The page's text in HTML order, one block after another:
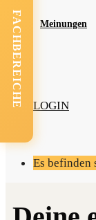
Mei­nun­gen
LOGIN
Es befinden
FACHBEREICHE